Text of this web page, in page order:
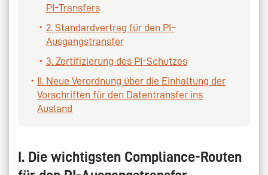
PI-Transfers
2. Standardvertrag für den PI-
Ausgangstransfer
3. Zertifizierung des PI-Schutzes
II. Neue Verordnung über die Einhaltung der
Vorschriften für den Datentransfer ins
Ausland
I. Die wichtigsten Compliance-Routen